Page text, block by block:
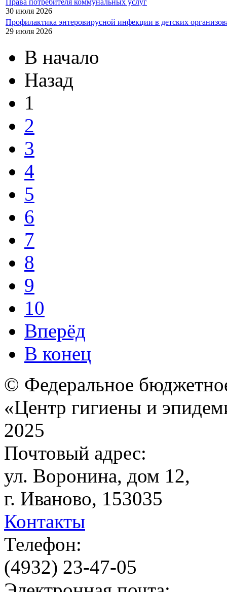
30 июля 2026
Профилактика энтеровирусной инфекции в детских
29 июля 2026
В начало
Назад
1
2
3
4
5
6
7
8
9
10
Вперёд
В конец
© Федеральное
«Центр гигиены и
2025
Почтовый адрес:
ул. Воронина, дом 12,
г. Иваново, 153035
Контакты
Телефон:
(4932) 23-47-05